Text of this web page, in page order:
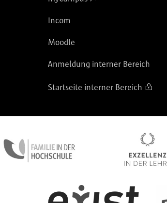
Incom
Moodle
Anmeldung interner Bereich
Startseite interner Bereich